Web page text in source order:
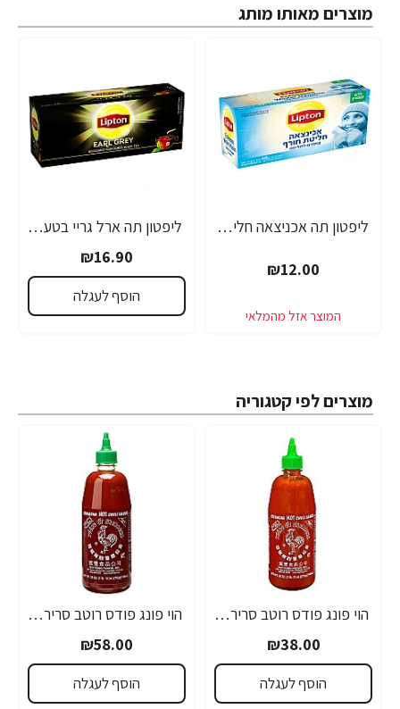
מוצרים מאותו מותג
ליפטון תה אכניצאה חליטת חורף ללא קפאין 20 שקיקים
₪12.00
ליפטון תה ארל גריי בטעם ברגמוט 25 שקיקים
₪16.90
הוסף לעגלה
מוצרים לפי קטגוריה
הוי פונג פודס רוטב סריראצ'ה פלפל צ'ילי חריף 435 גרם - מבית HUY FONG FOODS
₪38.00
הוסף לעגלה
הוי פונג פודס רוטב סריראצ'ה פלפל צ'ילי חריף 793 גרם - מבית HUY FONG FOODS
₪58.00
הוסף לעגלה